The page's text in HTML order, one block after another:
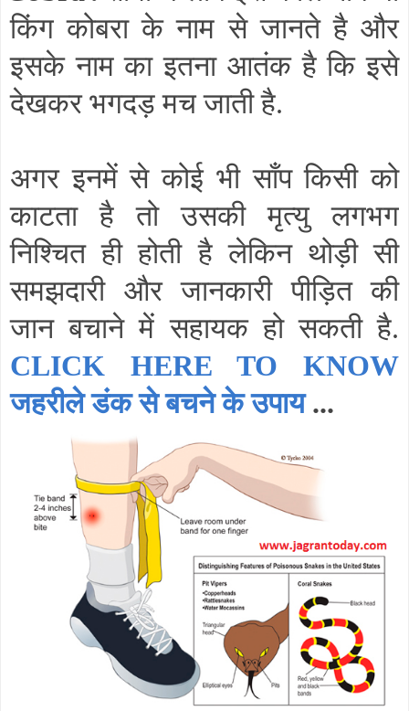
किंग कोबरा के नाम से जानते है और
इसके नाम का इतना आतंक है कि इसे
देखकर भगदड़ मच जाती है.
अगर इनमें से कोई भी साँप किसी को
काटता है तो उसकी मृत्यु लगभग
निश्चित ही होती है लेकिन थोड़ी सी
समझदारी और जानकारी पीड़ित की
जान बचाने में सहायक हो सकती है.
CLICK HERE TO KNOW
जहरीले डंक से बचने के उपाय...